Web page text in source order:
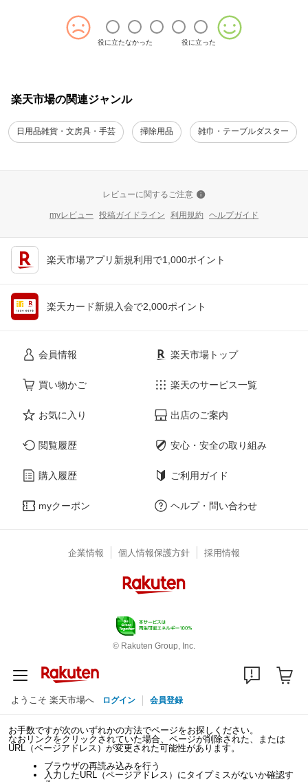
役に立たなかった 役に立った
楽天市場の関連ジャンル
日用品雑貨・文房具・手芸 掃除用品 雑巾・テーブルダスター
レビューに関するご注意
myレビュー 投稿ガイドライン 利用規約 ヘルプガイド
楽天市場アプリ新規利用で1,000ポイント
楽天カード新規入会で2,000ポイント
会員情報
買い物かご
お気に入り
閲覧履歴
購入履歴
myクーポン
楽天市場トップ
楽天のサービス一覧
出店のご案内
安心・安全の取り組み
ご利用ガイド
ヘルプ・問い合わせ
企業情報 個人情報保護方針 採用情報
© Rakuten Group, Inc.
ようこそ 楽天市場へ ログイン 会員登録
お手数ですが次のいずれかの方法でページをお探しください。
なおリンクをクリックされていた場合、ページが削除された、または
URL（ページアドレス）が変更された可能性があります。
ブラウザの再読み込みを行う
入力したURL（ページアドレス）にタイプミスがないか確認す